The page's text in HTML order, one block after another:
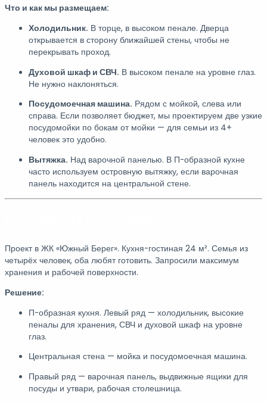
Что и как мы размещаем:
Холодильник. В торце, в высоком пенале. Дверца
открывается в сторону ближайшей стены, чтобы не
перекрывать проход.
Духовой шкаф и СВЧ. В высоком пенале на уровне глаз.
Не нужно наклоняться.
Посудомоечная машина. Рядом с мойкой, слева или
справа. Если позволяет бюджет, мы проектируем две узкие
посудомойки по бокам от мойки — для семьи из 4+
человек это удобно.
Вытяжка. Над варочной панелью. В П-образной кухне
часто используем островную вытяжку, если варочная
панель находится на центральной стене.
Проект в ЖК «Южный Берег». Кухня-гостиная 24 м². Семья из
четырёх человек, оба любят готовить. Запросили максимум
хранения и рабочей поверхности.
Решение:
П-образная кухня. Левый ряд — холодильник, высокие
пеналы для хранения, СВЧ и духовой шкаф на уровне
глаз.
Центральная стена — мойка и посудомоечная машина.
Правый ряд — варочная панель, выдвижные ящики для
посуды и утвари, рабочая столешница.